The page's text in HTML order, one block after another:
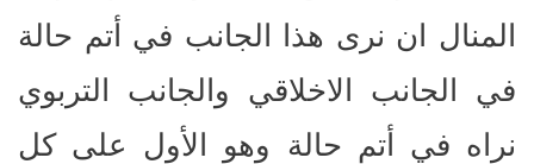
المنال ان نرى هذا الجانب في أتم حالة
في الجانب الاخلاقي والجانب التربوي
نراه في أتم حالة وهو الأول على كل